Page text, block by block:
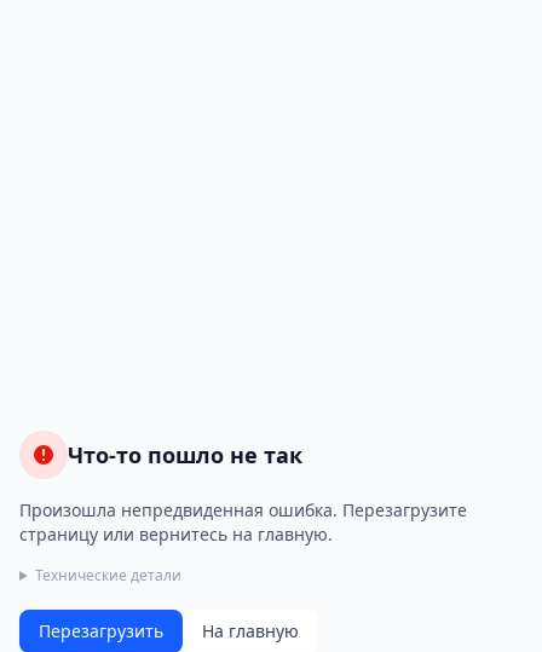
Что-то пошло не так
Произошла непредвиденная ошибка. Перезагрузите
страницу или вернитесь на главную.
Технические детали
Перезагрузить На главную